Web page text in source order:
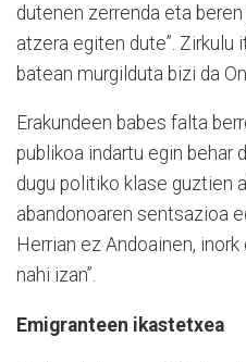
dutenen zerrenda eta
atzera egiten dute”. Zirkulu
batean murgilduta bizi da
Erakundeen babes falta
publikoa indartu egin behar
dugu politiko klase guztien
abandonoaren sentsazioa
Herrian ez Andoainen,
nahi izan”.
Emigranteen ikastetxea